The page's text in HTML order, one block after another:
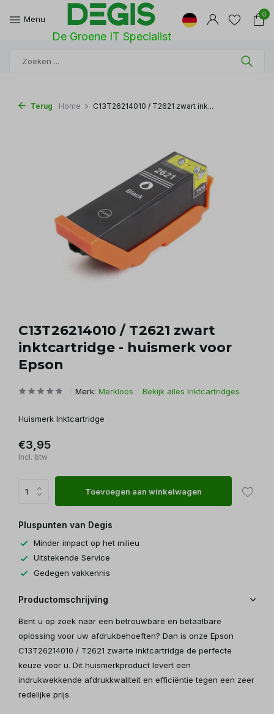
Menu
De Groene IT Specialist
0
Terug Home C13T26214010 / T2621 zwart ink...
C13T26214010 / T2621 zwart
inktcartridge - huismerk voor
Epson
Merk: Merkloos Bekijk alles Inktcartridges
Huismerk Inktcartridge
€3,95
Incl. btw
Toevoegen aan winkelwagen
Pluspunten van Degis
Minder impact op het milieu
Uitstekende Service
Gedegen vakkennis
Productomschrijving
Bent u op zoek naar een betrouwbare en betaalbare
oplossing voor uw afdrukbehoeften? Dan is onze Epson
C13T26214010 / T2621 zwarte inktcartridge de perfecte
keuze voor u. Dit huismerkproduct levert een
indrukwekkende afdrukkwaliteit en efficiëntie tegen een zeer
redelijke prijs.